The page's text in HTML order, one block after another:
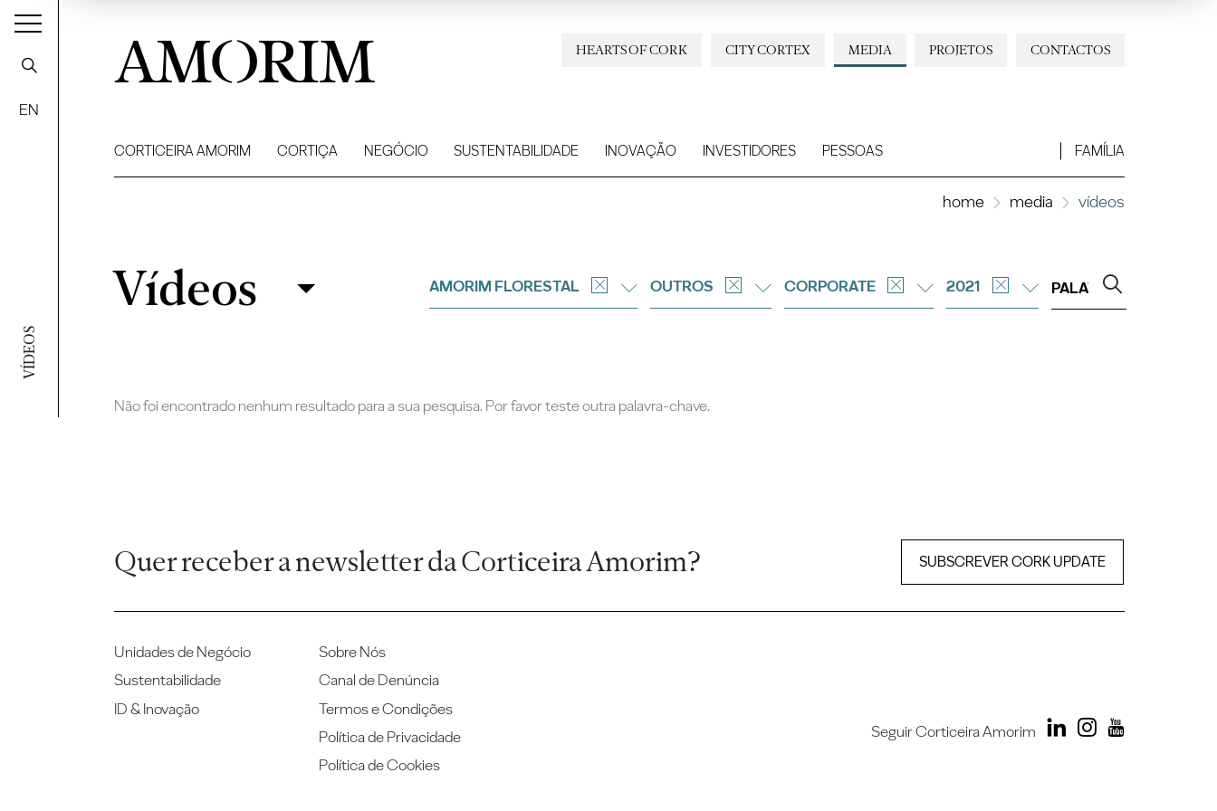
VÍDEOS
EN
AMORIM CONTACTOS
PROJETOS
MEDIA
CITY CORTEX
HEARTS OF CORK
CORTICEIRA AMORIM CORTIÇA NEGÓCIO SUSTENTABILIDADE INOVAÇÃO INVESTIDORES PESSOAS FAMÍLIA
home media vídeos
Filtrar
Vídeos AMORIM FLORESTAL OUTROS CORPORATE 2021
Não foi encontrado nenhum resultado para a sua pesquisa. Por favor teste outra palavra-chave.
Quer receber a newsletter da Corticeira Amorim? SUBSCREVER CORK UPDATE
Unidades de Negócio
Sustentabilidade
ID & Inovação
Sobre Nós
Canal de Denúncia
Termos e Condições
Política de Privacidade
Política de Cookies
Seguir Corticeira Amorim